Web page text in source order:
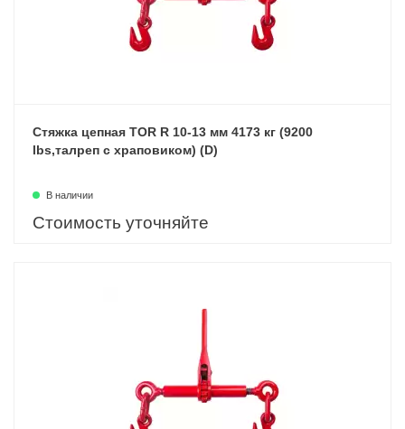
Стяжка цепная TOR R 10-13 мм 4173 кг (9200
lbs,талреп с храповиком) (D)
В наличии
Стоимость уточняйте